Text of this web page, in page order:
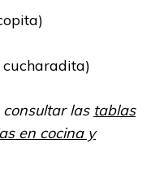
consultar las tablas
en cocina y